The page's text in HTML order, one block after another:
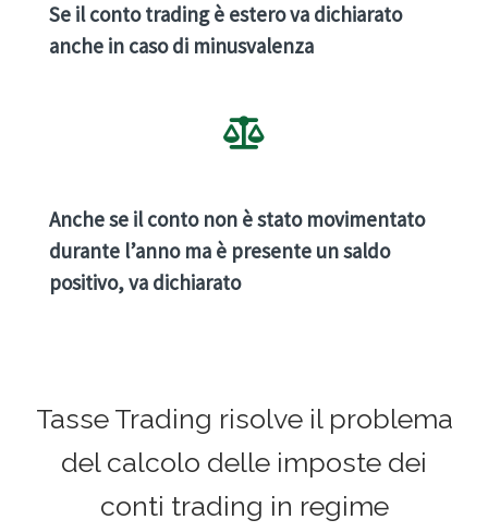
Se il conto trading è estero va dichiarato
anche in caso di minusvalenza
Anche se il conto non è stato movimentato
durante l’anno ma è presente un saldo
positivo, va dichiarato
Tasse Trading risolve il problema
del calcolo delle imposte dei
conti trading in regime